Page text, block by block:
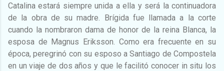
Catalina estará siempre unida a ella y será la continuadora
de la obra de su madre. Brígida fue llamada a la corte
cuando la nombraron dama de honor de la reina Blanca, la
esposa de Magnus Eriksson. Como era frecuente en su
época, peregrinó con su esposo a Santiago de Compostela
en un viaje de dos años y que le facilitó conocer in situ los